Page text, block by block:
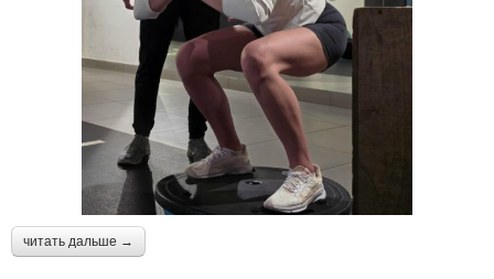
читать дальше →